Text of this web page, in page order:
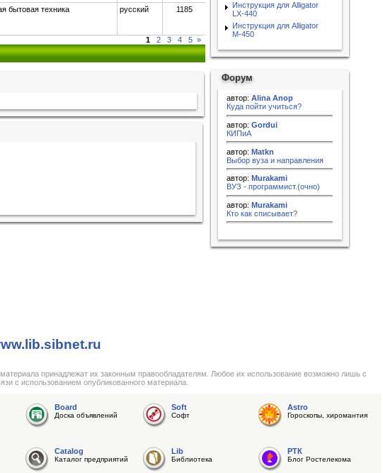
бытовая техника русский 1185
1 2 3 4 5 »
Инструкция для Alligator
LX-440
Инструкция для Alligator
M-450
Форум
автор: Alina Anop
Куда пойти учиться?
автор: Gordui
КИПиА
автор: Matkn
Выбор вуза и направления
автор: Murakami
ВУЗ - программист.(очно)
автор: Murakami
Кто как списывает?
принадлежат их законным правообладателям. Любое их использование возможно лишь с
с использованием опубликованного материала.
Board
Доска объявлений
Soft
Софт
Astro
Гороскопы, хиромантия
Catalog
Каталог предприятий
Lib
Библиотека
РТК
Блог Ростелекома